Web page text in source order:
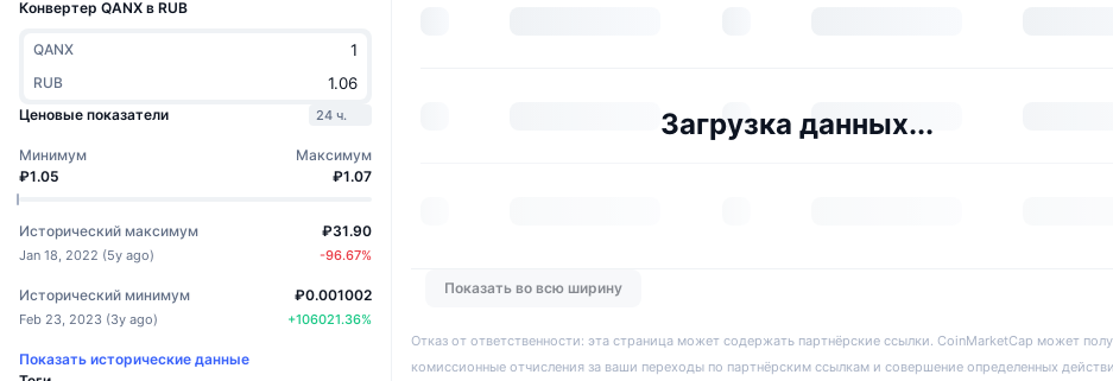
Конвертер QANX в RUB
QANX
RUB
Ценовые показатели
24 ч.
Минимум
₽1.05
Максимум
₽1.07
Исторический максимум
Jan 18, 2022 (5y ago)
₽31.90
-96.67%
Исторический минимум
Feb 23, 2023 (3y ago)
₽0.001002
+106021.36%
Показать исторические данные
Загрузка данных...
Показать во всю ширину
Отказ от ответственности: эта страница может содержать партнёрские ссылки. CoinMarketCap может
комиссионные отчисления за ваши переходы по партнёрским ссылкам и совершение определенных